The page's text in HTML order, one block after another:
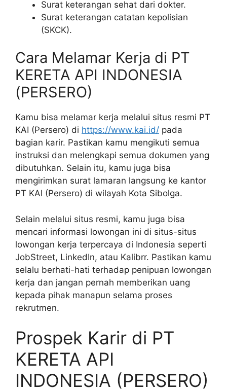
Surat keterangan sehat dari dokter.
Surat keterangan catatan kepolisian
(SKCK).
Cara Melamar Kerja di PT
KERETA API INDONESIA
(PERSERO)
Kamu bisa melamar kerja melalui situs resmi PT
KAI (Persero) di https://www.kai.id/ pada
bagian karir. Pastikan kamu mengikuti semua
instruksi dan melengkapi semua dokumen yang
dibutuhkan. Selain itu, kamu juga bisa
mengirimkan surat lamaran langsung ke kantor
PT KAI (Persero) di wilayah Kota Sibolga.
Selain melalui situs resmi, kamu juga bisa
mencari informasi lowongan ini di situs-situs
lowongan kerja terpercaya di Indonesia seperti
JobStreet, LinkedIn, atau Kalibrr. Pastikan kamu
selalu berhati-hati terhadap penipuan lowongan
kerja dan jangan pernah memberikan uang
kepada pihak manapun selama proses
rekrutmen.
Prospek Karir di PT
KERETA API
INDONESIA (PERSERO)